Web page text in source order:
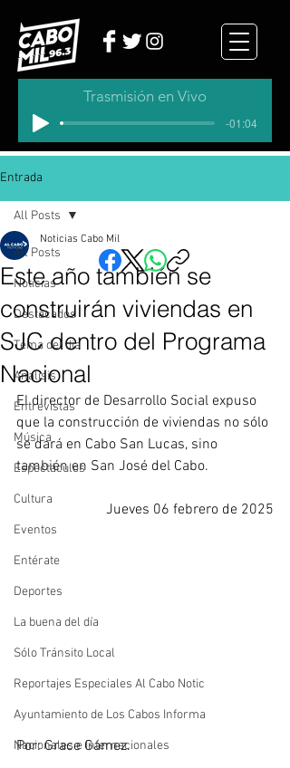
Trasmisión en Vivo
-01:04
Entrada
All Posts
Noticias
Destacados
Tema del dia
Analisis
Entrevistas
Música
Espectáculos
Cultura
Eventos
Entérate
Deportes
La buena del día
Sólo Tránsito Local
Reportajes Especiales Al Cabo Notic
Ayuntamiento de Los Cabos Informa
Nacionales e Internacionales
All Posts
Este año también se
construirán viviendas en
SJC dentro del Programa
Nacional
Noticias Cabo Mil
El director de Desarrollo Social expuso
que la construcción de viviendas no sólo
se dará en Cabo San Lucas, sino
también en San José del Cabo.
Jueves 06 febrero de 2025
Por: Grace Gámez.